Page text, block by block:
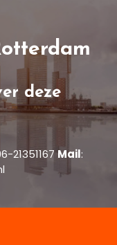
deze
21351167 Mail: